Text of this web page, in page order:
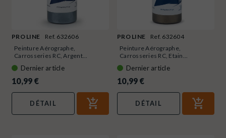
PRO LINE
Ref. 632606
Peinture Aérographe,
Carrosseries RC, Argent...
Dernier article
10,99 €
DÉTAIL
PRO LINE
Ref. 632604
Peinture Aérographe,
Carrosseries RC, Etain...
Dernier article
10,99 €
DÉTAIL